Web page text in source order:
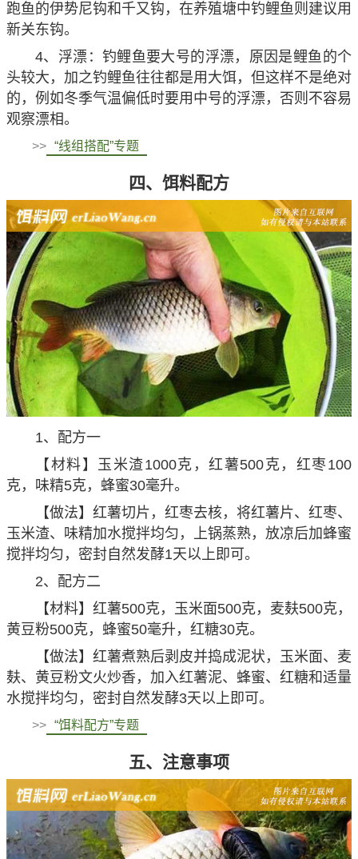
跑鱼的伊势尼钩和千又钩，在养殖塘中钓鲤鱼则建议用
新关东钩。
4、浮漂：钓鲤鱼要大号的浮漂，原因是鲤鱼的个
头较大，加之钓鲤鱼往往都是用大饵，但这样不是绝对
的，例如冬季气温偏低时要用中号的浮漂，否则不容易
观察漂相。
>> “线组搭配”专题
四、饵料配方
1、配方一
【材料】玉米渣1000克，红薯500克，红枣100
克，味精5克，蜂蜜30毫升。
【做法】红薯切片，红枣去核，将红薯片、红枣、
玉米渣、味精加水搅拌均匀，上锅蒸熟，放凉后加蜂蜜
搅拌均匀，密封自然发酵1天以上即可。
2、配方二
【材料】红薯500克，玉米面500克，麦麸500克，
黄豆粉500克，蜂蜜50毫升，红糖30克。
【做法】红薯煮熟后剥皮并捣成泥状，玉米面、麦
麸、黄豆粉文火炒香，加入红薯泥、蜂蜜、红糖和适量
水搅拌均匀，密封自然发酵3天以上即可。
>> “饵料配方”专题
五、注意事项